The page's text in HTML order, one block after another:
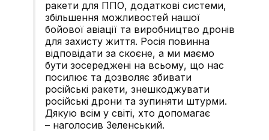
ракети для ППО, додаткові системи,
збільшення можливостей нашої
бойової авіації та виробництво дронів
для захисту життя. Росія повинна
відповідати за скоєне, а ми маємо
бути зосереджені на всьому, що нас
посилює та дозволяє збивати
російські ракети, знешкоджувати
російські дрони та зупиняти штурми.
Дякую всім у світі, хто допомагає
– наголосив Зеленський.